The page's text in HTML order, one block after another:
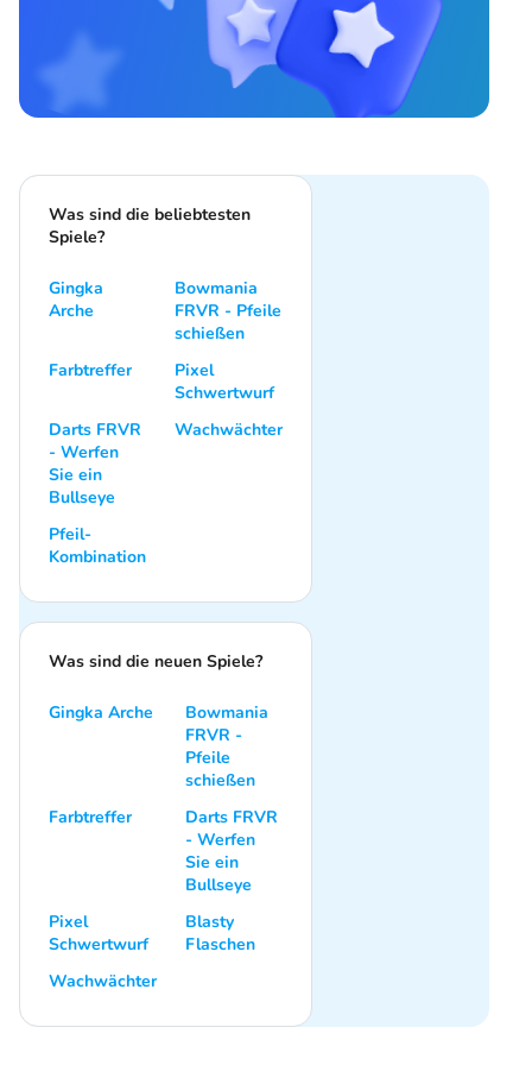
Was sind die beliebtesten
Spiele?
Gingka
Arche
Bowmania
FRVR - Pfeile
schießen
Farbtreffer
Pixel
Schwertwurf
Darts FRVR
- Werfen
Sie ein
Bullseye
Wachwächter
Pfeil-
Kombination
Was sind die neuen Spiele?
Gingka Arche
Bowmania
FRVR -
Pfeile
schießen
Farbtreffer
Darts FRVR
- Werfen
Sie ein
Bullseye
Pixel
Schwertwurf
Blasty
Flaschen
Wachwächter